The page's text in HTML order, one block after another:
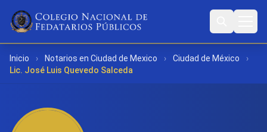
Inicio › Notarios en Ciudad de Mexico › Ciudad de México
›
Lic. José Luis Quevedo Salceda